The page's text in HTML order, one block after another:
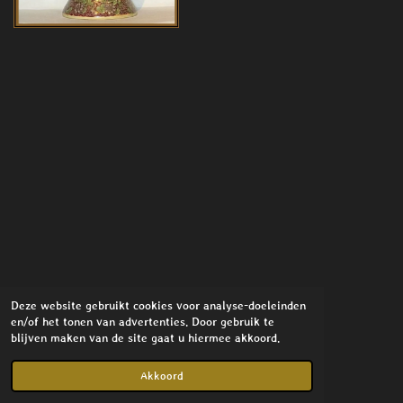
Deze website gebruikt cookies voor analyse-doeleinden
en/of het tonen van advertenties. Door gebruik te
blijven maken van de site gaat u hiermee akkoord.
Akkoord
© 2021 - 2026 Stylish Interior
Powered by